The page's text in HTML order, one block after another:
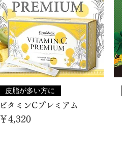
皮脂が多い方に
ビタミンCプレミアム
価格
￥4,320